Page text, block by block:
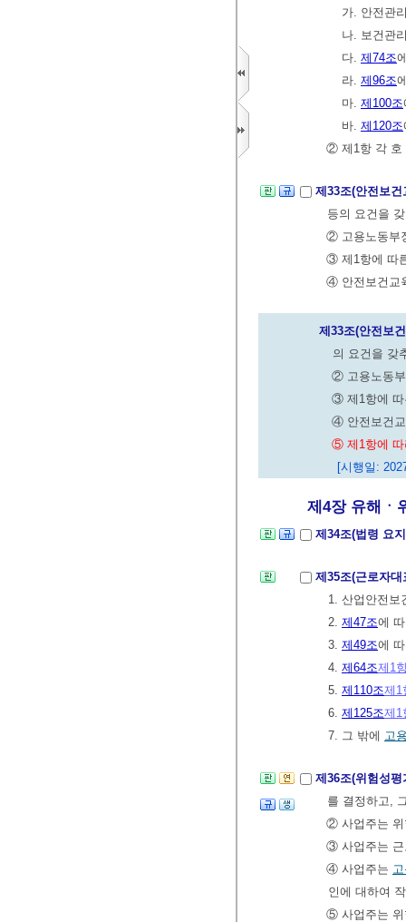
가. 안전관
나. 보건관
다. 제74조
라. 제96조
마. 제100조
바. 제120조
② 제1항 각 호
제33조(안전보
등의 요건을
② 고용노동부
③ 제1항에 따
④ 안전보건교
제33조(안전보
의 요건을 갖
② 고용노동부
③ 제1항에 따
④ 안전보건교
⑤ 제1항에 따
[시행일:
제4장 유해ㆍ위
제34조(법령 요
제35조(근로자
1. 산업안전보
2. 제47조에
3. 제49조에
4. 제64조제1
5. 제110조제1
6. 제125조제1
7. 그 밖에 고
제36조(위험성
를 결정하고,
② 사업주는
③ 사업주는 근
④ 사업주는
인에 대하여
⑤ 사업주는